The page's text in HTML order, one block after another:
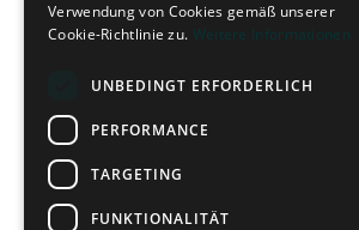
Verwendung von Cookies gemäß unserer
Cookie-Richtlinie zu. Weitere Informationen
UNBEDINGT ERFORDERLICH
PERFORMANCE
TARGETING
FUNKTIONALITÄT